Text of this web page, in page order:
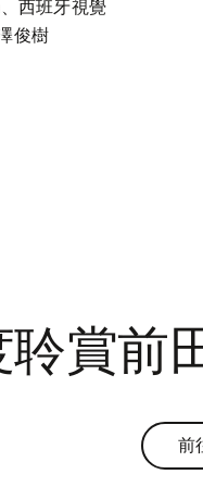
西班牙視覺
俊樹
賞前
前